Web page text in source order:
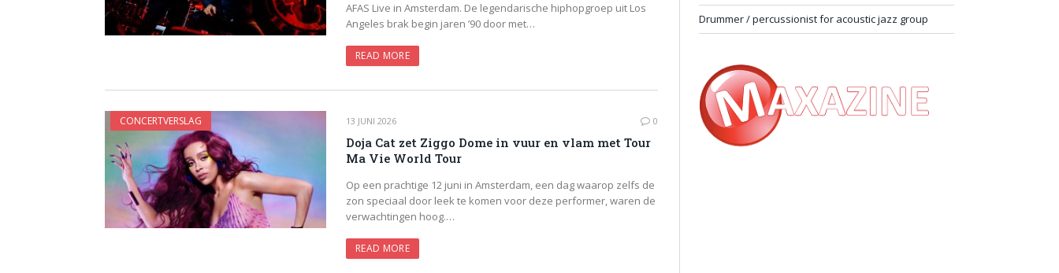
AFAS Live in Amsterdam. De legendarische hiphopgroep uit Los
Angeles brak begin jaren ’90 door met…
READ MORE
CONCERTVERSLAG 13 JUNI 2026 0
Doja Cat zet Ziggo Dome in vuur en vlam met Tour
Ma Vie World Tour
Op een prachtige 12 juni in Amsterdam, een dag waarop zelfs de
zon speciaal door leek te komen voor deze performer, waren de
verwachtingen hoog.…
READ MORE
Drummer / percussionist for acoustic jazz group